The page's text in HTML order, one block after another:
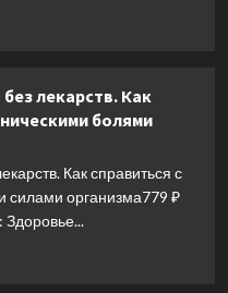
лекарств. Как
болями
Как справиться с
силами организма779 ₽